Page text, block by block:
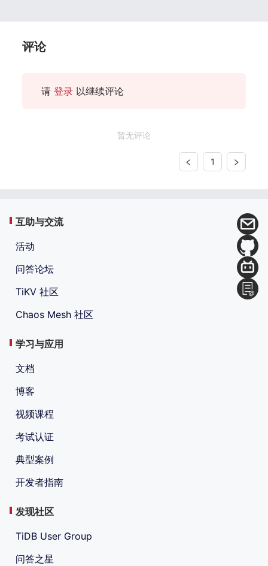
评论
请 登录 以继续评论
暂无评论
1
互助与交流
活动
问答论坛
TiKV 社区
Chaos Mesh 社区
学习与应用
文档
博客
视频课程
考试认证
典型案例
开发者指南
发现社区
TiDB User Group
问答之星